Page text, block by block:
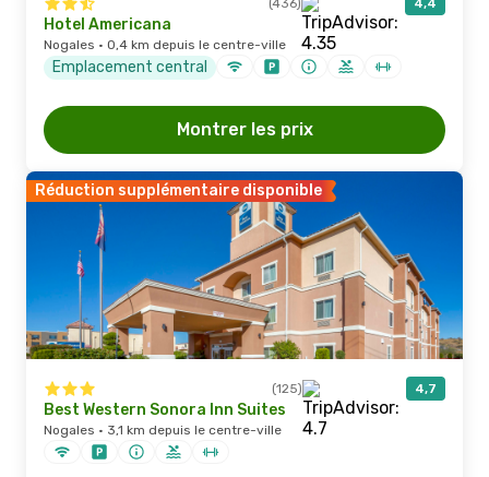
(436) 4,4
Hotel Americana
Nogales · 0,4 km depuis le centre-ville
Emplacement central
Montrer les prix
Réduction supplémentaire disponible
(125) 4,7
Best Western Sonora Inn Suites
Nogales · 3,1 km depuis le centre-ville